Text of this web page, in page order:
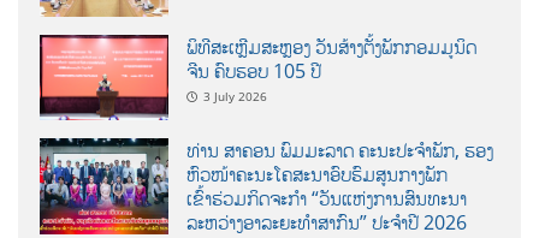
ພິທີສະເຫຼີມສະຫຼອງ ວັນສ້າງຕັ້ງພັກກອມມູນິດ
ຈີນ ຄົບຮອບ 105 ປີ
3 July 2026
ທ່ານ ສາຄອນ ພົມມະລາດ ຄະນະປະຈໍາພັກ, ຮອງ
ຫົວໜ້າຄະນະໂຄສະນາອົບຮົມສູນກາງພັກ
ເຂົ້າຮ່ວມກິດຈະກຳ “ວັນແຫ່ງການສົນທະນາ
ລະຫວ່າງອາລະຍະທຳສາກົນ” ປະຈຳປີ 2026